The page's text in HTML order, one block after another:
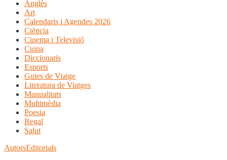
Anglès
Art
Calendaris i Agendes 2026
Ciència
Cinema i Televisió
Cuina
Diccionaris
Esports
Guies de Viatge
Literatura de Viatges
Manualitats
Multimèdia
Poesia
Regal
Salut
AutorsEditorials